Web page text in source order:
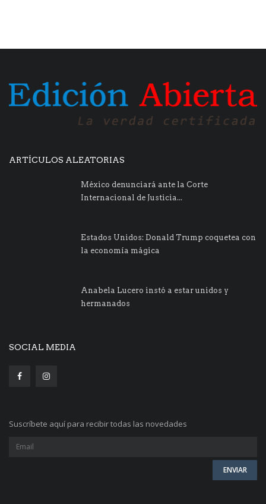
ARTÍCULOS ALEATORIAS
México denunciará ante la Corte
Internacional de Justicia...
Estados Unidos: Donald Trump coquetea con
la economía mágica
Anabela Lucero instó a estar unidos y
hermanados
SOCIAL MEDIA
Suscríbete aquí para recibir todas las novedades